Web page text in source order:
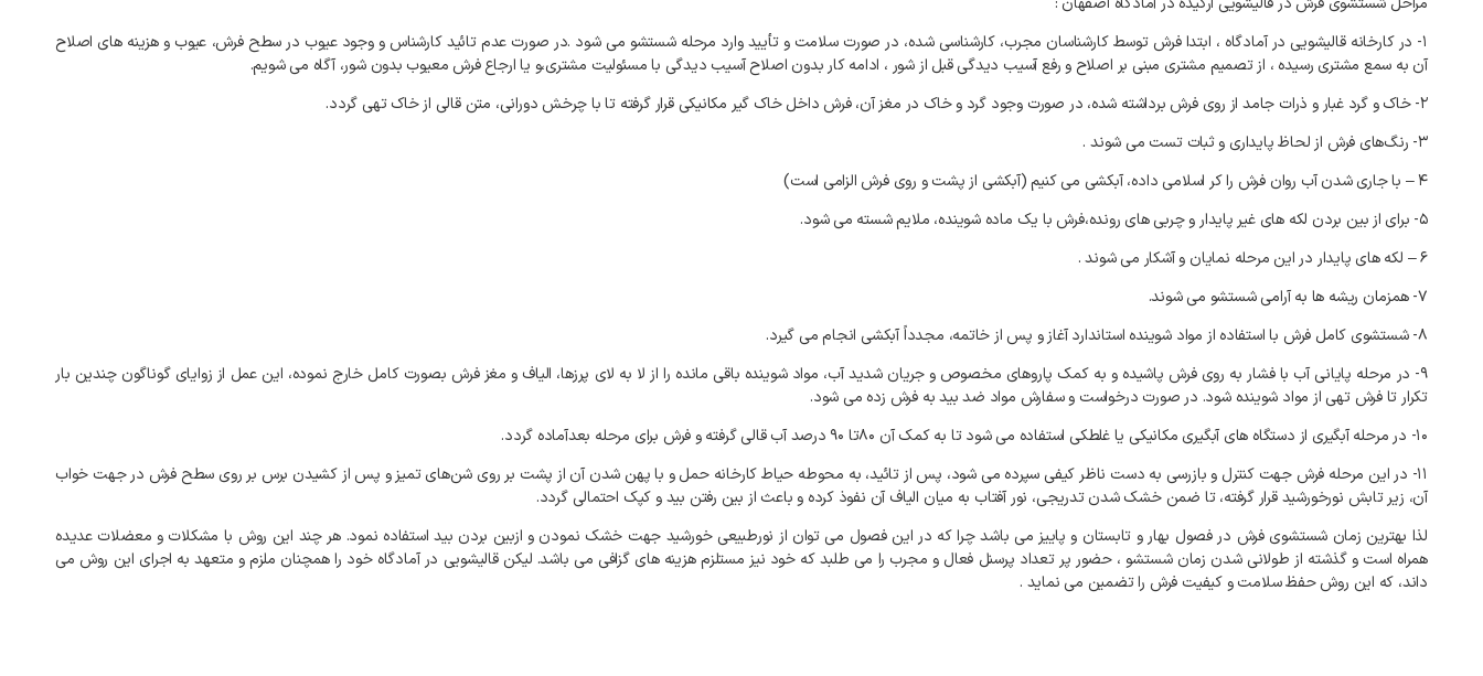
۱- در کارخانه
قالیشویی در آمادگاه ، ابتدا فرش توسط کارشناسان مجرب، کارشناسی شده، در صورت سلامت و تأیید وارد مرحله شستشو می شود .در صورت عدم تائید کارشناس و وجود عیوب در سطح فرش، عیوب و هزینه های اصلاح
آن به سمع مشتری رسیده ، از تصمیم مشتری مبنی بر اصلاح و رفع آسیب دیدگی قبل از شور ، ادامه کار بدون اصلاح آسیب دیدگی با مسئولیت مشتری،و یا ارجاع فرش معیوب بدون شور، آگاه می شویم.
۲- خاک و گرد غبار و ذرات جامد از روی فرش برداشته شده، در صورت وجود گرد و خاک در مغز آن، فرش داخل خاک گیر مکانیکی قرار گرفته تا با چرخش دورانی، متن قالی از خاک تهی گردد.
۳- رنگ‌های فرش از لحاظ پایداری و ثبات تست می شوند .
۴ – با جاری شدن آب روان فرش را کر اسلامی داده، آبکشی می کنیم (آبکشی از پشت و روی فرش الزامی است)
۵- برای از بین بردن لکه های غیر پایدار و چربی های رونده،فرش با یک ماده شوینده، ملایم شسته می شود.
۶ – لکه های پایدار در این مرحله نمایان و آشکار می شوند .
۷- همزمان ریشه ها به آرامی شستشو می شوند.
۸- شستشوی کامل فرش با استفاده از مواد شوینده استاندارد آغاز و پس از خاتمه، مجدداً آبکشی انجام می گیرد.
۹- در مرحله پایانی آب با فشار به روی فرش پاشیده و به کمک پاروهای مخصوص و جریان شدید آب، مواد شوینده باقی مانده را از لا به لای پرزها، الیاف و مغز فرش بصورت کامل خارج نموده، این عمل از زوایای گوناگون چندین بار
تکرار تا فرش تهی از مواد شوینده شود. در صورت درخواست و سفارش مواد ضد بید به فرش زده می شود.
۱۰- در مرحله آبگیری از دستگاه های آبگیری مکانیکی یا غلطکی استفاده می شود تا به کمک آن ۸۰تا ۹۰ درصد آب قالی گرفته و فرش برای مرحله بعدآماده گردد.
۱۱- در این مرحله فرش جهت کنترل و بازرسی به دست ناظر کیفی سپرده می شود، پس از تائید، به محوطه حیاط کارخانه حمل و با پهن شدن آن از پشت بر روی شن‌های تمیز و پس از کشیدن برس بر روی سطح فرش در جهت خواب
آن، زیر تابش نورخورشید قرار گرفته، تا ضمن خشک شدن تدریجی، نور آفتاب به میان الیاف آن نفوذ کرده و باعث از بین رفتن بید و کپک احتمالی گردد.
لذا بهترین زمان شستشوی فرش در فصول بهار و تابستان و پاییز می باشد چرا که در این فصول می توان از نورطبیعی خورشید جهت خشک نمودن و ازبین بردن بید استفاده نمود. هر چند این روش با مشکلات و معضلات عدیده
همراه است و گذشته از طولانی شدن زمان شستشو ، حضور پر تعداد پرسنل فعال و مجرب را می طلبد که خود نیز مستلزم هزینه های گزافی می باشد. لیکن قالیشویی در آمادگاه خود را همچنان ملزم و متعهد به اجرای این روش می
داند، که این روش حفظ سلامت و کیفیت فرش را تضمین می نماید .